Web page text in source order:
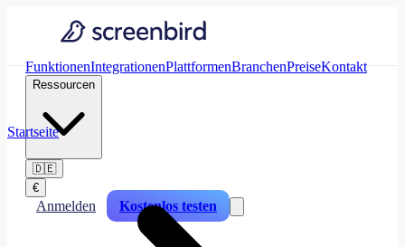
FunktionenIntegrationenPlattformenBranchenPreiseKontakt
Ressourcen
🇩🇪
€
Anmelden Kostenlos testen
Startseite